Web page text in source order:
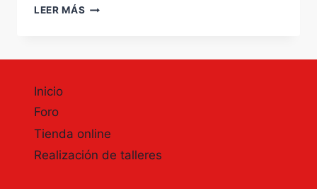
LEER MÁS VII
15
Y
Inicio
Foro
Tienda online
Realización de talleres